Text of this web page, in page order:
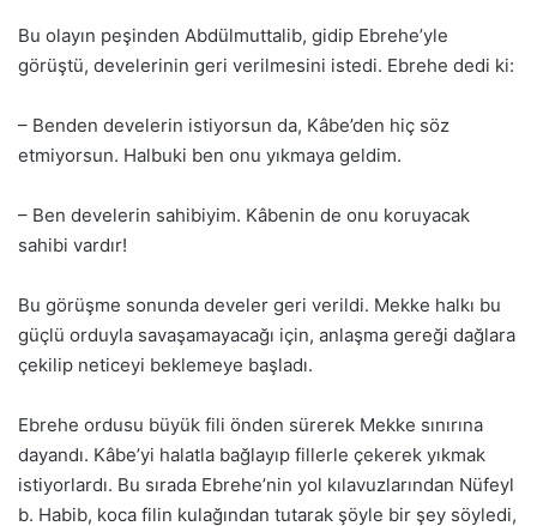
Bu olayın peşinden Abdülmuttalib, gidip Ebrehe’yle
görüştü, develerinin geri verilmesini istedi. Ebrehe dedi ki:
– Benden develerin istiyorsun da, Kâbe’den hiç söz
etmiyorsun. Halbuki ben onu yıkmaya geldim.
– Ben develerin sahibiyim. Kâbenin de onu koruyacak
sahibi vardır!
Bu görüşme sonunda develer geri verildi. Mekke halkı bu
güçlü orduyla savaşamayacağı için, anlaşma gereği dağlara
çekilip neticeyi beklemeye başladı.
Ebrehe ordusu büyük fili önden sürerek Mekke sınırına
dayandı. Kâbe’yi halatla bağlayıp fillerle çekerek yıkmak
istiyorlardı. Bu sırada Ebrehe’nin yol kılavuzlarından Nüfeyl
b. Habib, koca filin kulağından tutarak şöyle bir şey söyledi,